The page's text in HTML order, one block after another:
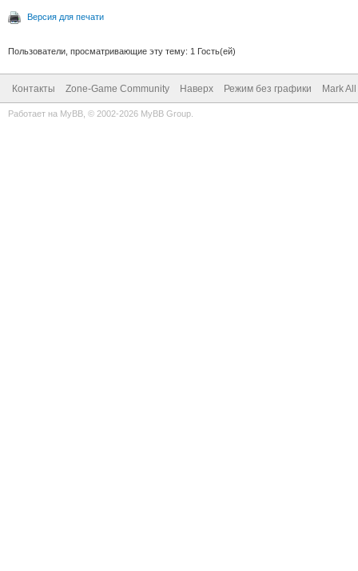
Версия для печати
Пользователи, просматривающие эту тему: 1 Гость(ей)
Контакты Zone-Game Community Наверх Режим без графики Mark
Работает на MyBB , © 2002-2026 MyBB Group